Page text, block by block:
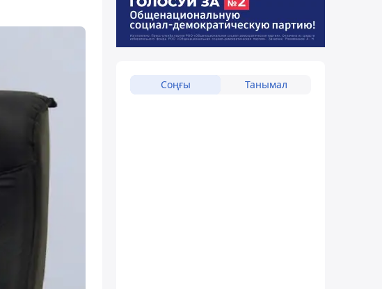
Соңғы Танымал